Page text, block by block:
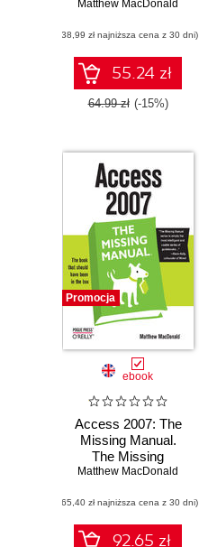
The Missing
Matthew MacDonald
(38,99 zł najniższa cena z 30 dni)
55.24 zł
64.99 zł (-15%)
Promocja
ebook
Access 2007: The
Missing Manual.
The Missing
Manual
Matthew MacDonald
(65,40 zł najniższa cena z 30 dni)
92.65 zł